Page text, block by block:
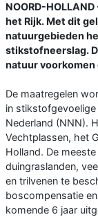
NOORD-
het Rijk. Met dit
natuurgebieden
stikstofneerslag.
natuur
De maatregelen
in
Nederland (NNN).
Vechtplassen, het
Holland. De
duingraslanden,
en trilvenen te
boscompensatie
komende 6 jaar